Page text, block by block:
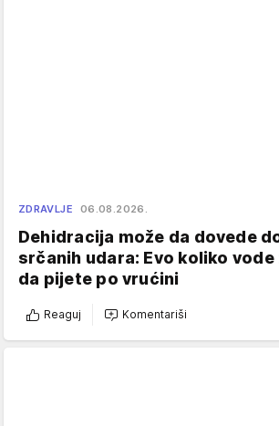
ZDRAVLJE 06.08.2026.
Dehidracija može da dovede
srčanih udara: Evo koliko
da pijete po vrućini
Reaguj Komentariši